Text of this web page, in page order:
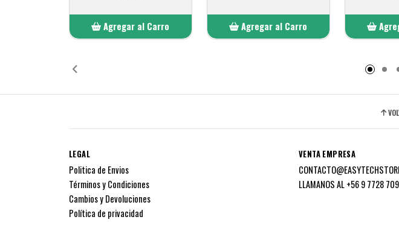
Agregar al Carro
Agregar al Carro
LEGAL
Politica de Envios
Términos y Condiciones
Cambios y Devoluciones
Política de privacidad
VENTA EMPRESA
LLAMANOS AL +56 9 7728